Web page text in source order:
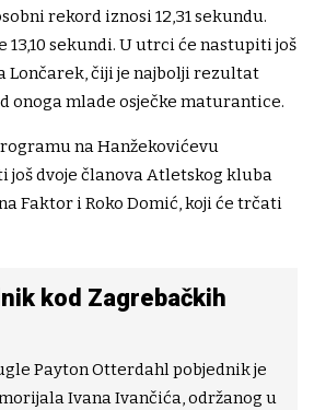
rekord iznosi 12,31 sekundu.
13,10 sekundi. U utrci će nastupiti još
Lončarek, čiji je najbolji rezultat
onoga mlade osječke maturantice.
na Hanžekovićevu
dvoje članova Atletskog kluba
Faktor i Roko Domić, koji će trčati
kod Zagrebačkih
Payton Otterdahl pobjednik je
Ivana Ivančića, održanog u